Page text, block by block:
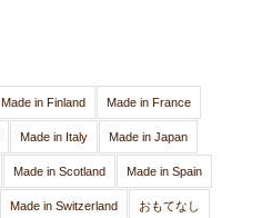
Made in Finland Made in France
Made in Italy Made in Japan
Made in Scotland Made in Spain
Made in Switzerland おもてなし